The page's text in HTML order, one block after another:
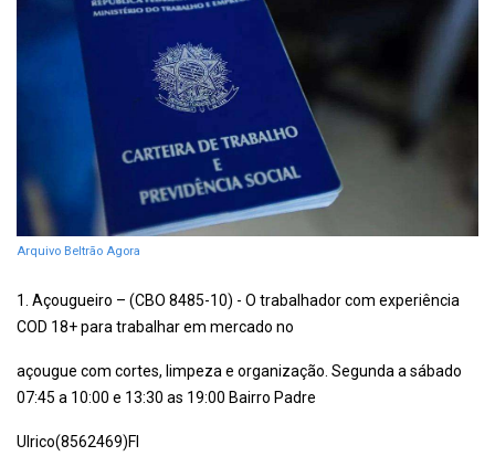
Arquivo Beltrão Agora
1. Açougueiro – (CBO 8485-10) - O trabalhador com experiência
COD 18+ para trabalhar em mercado no
açougue com cortes, limpeza e organização. Segunda a sábado
07:45 a 10:00 e 13:30 as 19:00 Bairro Padre
Ulrico(8562469)Fl